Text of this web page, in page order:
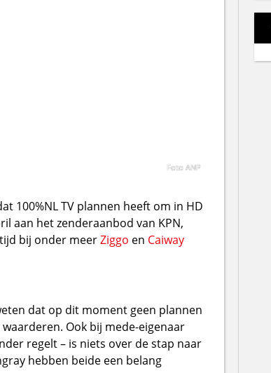
Foto ANP
100%NL TV plannen heeft om in HD
aan het zenderaanbod van KPN,
bij onder meerZiggo en Caiway
dat op dit moment geen plannen
Ook bij mede-eigenaar
regelt – is niets over de stap naar
hebben beide een belang